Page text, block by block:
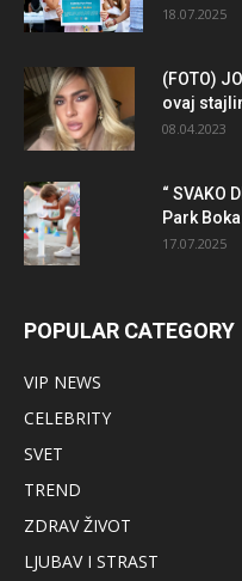
18.07.2025
(FOTO)
ovaj
08.04.2023
“ SVAKO
Park
17.07.2025
POPULAR CATEGORY
VIP NEWS
CELEBRITY
SVET
TREND
ZDRAV ŽIVOT
LJUBAV I STRAST